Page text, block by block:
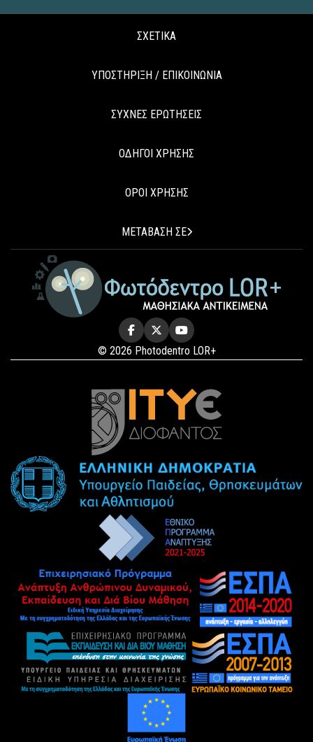
ΣΧΕΤΙΚΑ
ΥΠΟΣΤΗΡΙΞΗ / ΕΠΙΚΟΙΝΩΝΙΑ
ΣΥΧΝΕΣ ΕΡΩΤΗΣΕΙΣ
ΟΔΗΓΟΙ ΧΡΗΣΗΣ
ΟΡΟΙ ΧΡΗΣΗΣ
ΜΕΤΑΒΑΣΗ ΣΕ
© 2026 Photodentro LOR+